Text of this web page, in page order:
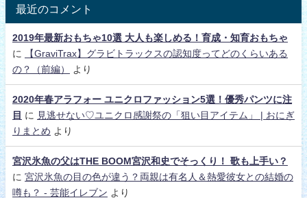
最近のコメント
2019年最新おもちゃ10選 大人も楽しめる！育成・知育おもちゃ
に
【GraviTrax】グラビトラックスの認知度ってどのくらいある
の？（前編）
より
2020年春アラフォー ユニクロファッション5選！優秀パンツに注
目 に
見逃せない♡ユニクロ感謝祭の「狙い目アイテム」 | おにぎ
りまとめ より
宮沢氷魚の父はTHE BOOM宮沢和史でそっくり！ 歌も上手い？
に 宮沢氷魚の目の色が違う？両親は有名人＆熱愛彼女との結婚の
噂も？ - 芸能イレブン より